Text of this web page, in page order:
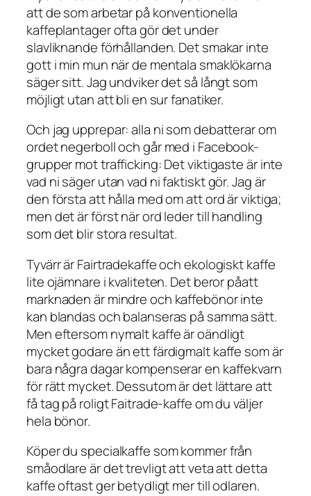
att de som arbetar på konventionella
kaffeplantager ofta gör det under
slavliknande förhållanden. Det smakar inte
gott i min mun när de mentala smaklökarna
säger sitt. Jag undviker det så långt som
möjligt utan att bli en sur fanatiker.
Och jag upprepar: alla ni som debatterar om
ordet negerboll och går med i Facebook-
grupper mot trafficking: Det viktigaste är inte
vad ni säger utan vad ni faktiskt gör. Jag är
den första att hålla med om att ord är viktiga;
men det är först när ord leder till handling
som det blir stora resultat.
Tyvärr är Fairtradekaffe och ekologiskt kaffe
lite ojämnare i kvaliteten. Det beror påatt
marknaden är mindre och kaffebönor inte
kan blandas och balanseras på samma sätt.
Men eftersom nymalt kaffe är oändligt
mycket godare än ett färdigmalt kaffe som är
bara några dagar kompenserar en kaffekvarn
för rätt mycket. Dessutom är det lättare att
få tag på roligt Faitrade-kaffe om du väljer
hela bönor.
Köper du specialkaffe som kommer från
småodlare är det trevligt att veta att detta
kaffe oftast ger betydligt mer till odlaren.